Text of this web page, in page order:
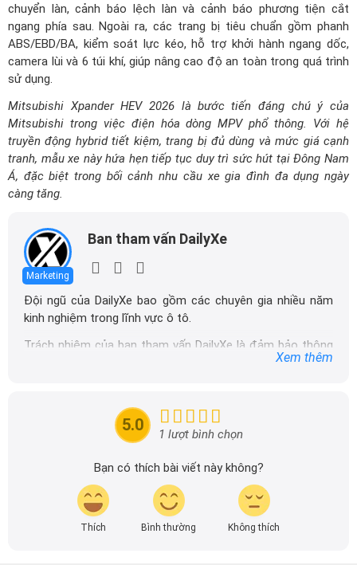
chuyển làn, cảnh báo lệch làn và cảnh báo phương tiện cắt
ngang phía sau. Ngoài ra, các trang bị tiêu chuẩn gồm phanh
ABS/EBD/BA, kiểm soát lực kéo, hỗ trợ khởi hành ngang dốc,
camera lùi và 6 túi khí, giúp nâng cao độ an toàn trong quá trình
sử dụng.
Mitsubishi Xpander HEV 2026 là bước tiến đáng chú ý của
Mitsubishi trong việc điện hóa dòng MPV phổ thông. Với hệ
truyền động hybrid tiết kiệm, trang bị đủ dùng và mức giá cạnh
tranh, mẫu xe này hứa hẹn tiếp tục duy trì sức hút tại Đông Nam
Á, đặc biệt trong bối cảnh nhu cầu xe gia đình đa dụng ngày
càng tăng.
Marketing
Ban tham vấn DailyXe
Đội ngũ của DailyXe bao gồm các chuyên gia nhiều năm
kinh nghiệm trong lĩnh vực ô tô.
Trách nhiệm của ban tham vấn DailyXe là đảm bảo thông
tin chính xác được đăng tải trên dailyxe.com.vn, thường
tin nhanh chóng và dễ dàng hơn.
Xem thêm
5.0 1 lượt bình chọn
Bạn có thích bài viết này không?
Thích Bình thường Không thích